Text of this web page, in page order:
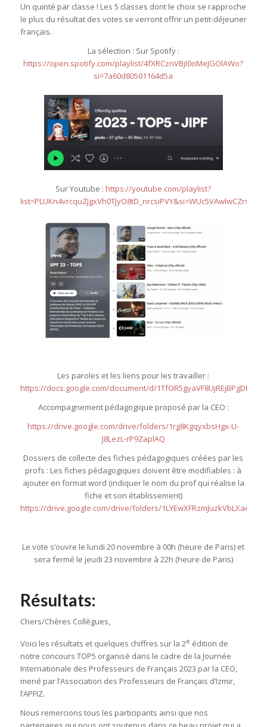
Un quinté par classe ! Les 5 classes dont le choix se rapproche
le plus du résultat des votes se verront offrir un petit-déjeuner
français.
La sélection : Sur Spotify :
https://open.spotify.com/playlist/4fXRCznVBjI0oMeJGOlAWo?
si=7a60d80501164d5a
Sur Youtube : https://youtube.com/playlist?
list=PLUKn4vrcquZJgxVh0TJyO8tD_nrcsiPVY&si=WUc5VAwlwCZrsMpm
Les paroles et les liens pour les travailler :
https://docs.google.com/document/d/
Accompagnement pédagogique proposé par la CEO :
https://drive.google.com/drive/folders/1rg8KgqyxbsHgx-U-
J8LezL-rP9ZaplAQ
Dossiers de collecte des fiches pédagogiques créées par les
profs : Les fiches pédagogiques doivent être modifiables : à
ajouter en format word (indiquer le nom du prof qui réalise la
fiche et son établissement)
https://drive.google.com/drive/folders/
Le vote s’ouvre le lundi 20 novembre à 00h (heure de Paris) et
sera fermé le jeudi 23 novembre à 22h (heure de Paris)
Résultats:
Chers/Chères Collègues,
Voici les résultats et quelques chiffres sur la 2e édition de
notre concours TOP5 organisé dans le cadre de la Journée
Internationale des Professeurs de Français 2023 par la CEO,
mené par l’Association des Professeurs de Français d’Izmir,
l’APFIZ.
Nous remercions tous les participants ainsi que nos